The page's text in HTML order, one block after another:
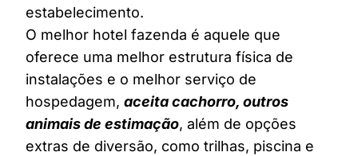
estabelecimento.
O melhor hotel fazenda é aquele que
oferece uma melhor estrutura física de
instalações e o melhor serviço de
hospedagem, aceita cachorro, outros
animais de estimação, além de opções
extras de diversão, como trilhas, piscina e